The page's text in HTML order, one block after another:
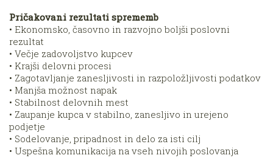
Pričakovani rezultati sprememb
• Ekonomsko, časovno in razvojno boljši poslovni
rezultat
• Večje zadovoljstvo kupcev
• Krajši delovni procesi
• Zagotavljanje zanesljivosti in razpoložljivosti podatkov
• Manjša možnost napak
• Stabilnost delovnih mest
• Zaupanje kupca v stabilno, zanesljivo in urejeno
podjetje
• Sodelovanje, pripadnost in delo za isti cilj
• Uspešna komunikacija na vseh nivojih poslovanja